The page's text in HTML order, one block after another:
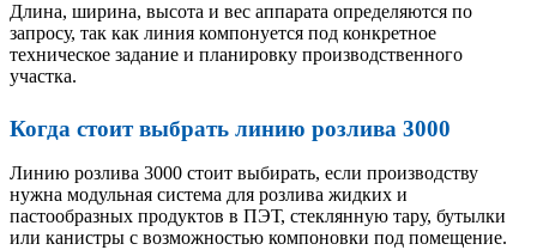
Длина, ширина, высота и вес аппарата определяются по
запросу, так как линия компонуется под конкретное
техническое задание и планировку производственного
участка.
Когда стоит выбрать линию розлива 3000
Линию розлива 3000 стоит выбирать, если производству
нужна модульная система для розлива жидких и
пастообразных продуктов в ПЭТ, стеклянную тару, бутылки
или канистры с возможностью компоновки под помещение.